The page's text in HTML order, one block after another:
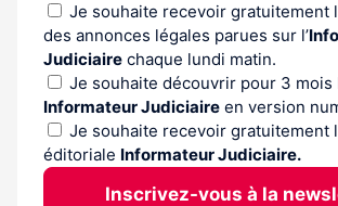
Je souhaite recevoir gratuitement
des annonces légales parues sur l’
Judiciaire chaque lundi matin.
Je souhaite découvrir pour 3 mois
Informateur Judiciaire en version
Je souhaite recevoir gratuitement
éditoriale Informateur Judiciaire.
Inscrivez-vous à la